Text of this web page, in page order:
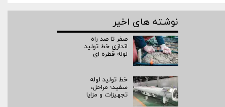
نوشته های اخیر
صفر تا صد راه‌
اندازی خط تولید
لوله قطره ای
خط تولید لوله
سفید؛ مراحل،
تجهیزات و مزایا